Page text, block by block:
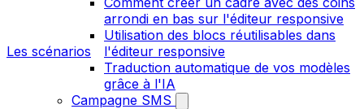
arrondi en bas sur l'éditeur responsive
Utilisation des blocs réutilisables dans
l'éditeur responsive
Traduction automatique de vos modèles
grâce à l'IA
Campagne SMS
Les scénarios